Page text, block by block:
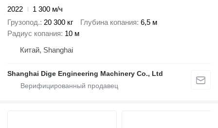
2022
1 300 м/ч
Грузопод. 20 300 кг Глубина копания 6,5 м
Радиус копания 10 м
Китай, Shanghai
Shanghai Dige Engineering Machinery Co., Ltd